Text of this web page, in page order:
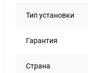
Тип установки
Гарантия
Страна